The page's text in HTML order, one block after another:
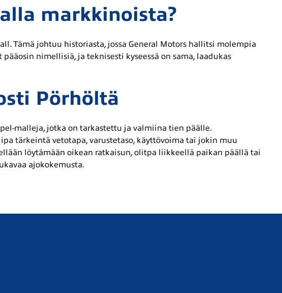
markkinoista?
Tämä johtuu historiasta, jossa General Motors hallitsi molempia
nimellisiä, ja teknisesti kyseessä on sama, laadukas
Pörhöltä
malleja, jotka on tarkastettu ja valmiina tien päälle.
tärkeintä vetotapa, varustetaso, käyttövoima tai jokin muu
löytämään oikean ratkaisun, olitpa liikkeellä paikan päällä tai
ajokokemusta.